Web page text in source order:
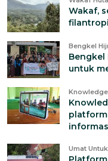
Wakaf,
Bengkel
Bengkel
untuk
Umat